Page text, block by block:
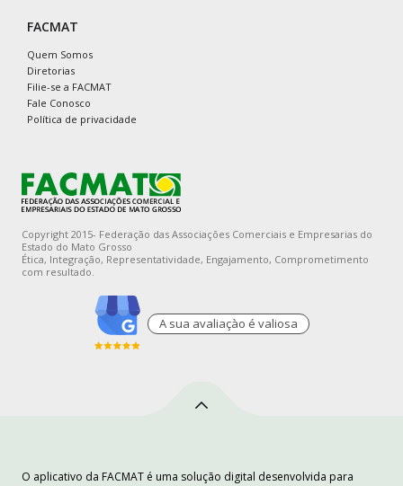
FACMAT
Quem Somos
Diretorias
Filie-se a FACMAT
Fale Conosco
Política de privacidade
Copyright 2015- Federação das Associações Comerciais e Empresarias do
Estado do Mato Grosso
Ética, Integração, Representatividade, Engajamento, Comprometimento
com resultado.
A sua avaliaçào é valiosa
O aplicativo da FACMAT é uma solução digital desenvolvida para